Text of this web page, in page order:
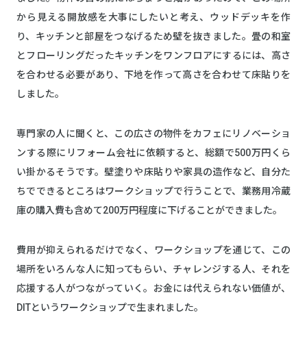
から見える開放感を大事にしたいと考え、ウッドデッキを作
り、キッチンと部屋をつなげるため壁を抜きました。畳の和室
とフローリングだったキッチンをワンフロアにするには、高さ
を合わせる必要があり、下地を作って高さを合わせて床貼りを
しました。
専門家の人に聞くと、この広さの物件をカフェにリノベーショ
ンする際にリフォーム会社に依頼すると、総額で500万円くら
い掛かるそうです。壁塗りや床貼りや家具の造作など、自分た
ちでできるところはワークショップで行うことで、業務用冷蔵
庫の購入費も含めて200万円程度に下げることができました。
費用が抑えられるだけでなく、ワークショップを通じて、この
場所をいろんな人に知ってもらい、チャレンジする人、それを
応援する人がつながっていく。お金には代えられない価値が、
DITというワークショップで生まれました。